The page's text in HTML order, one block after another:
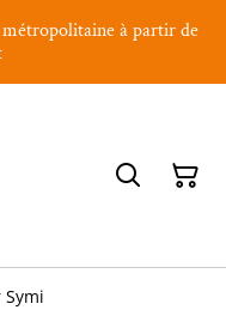
à partir de